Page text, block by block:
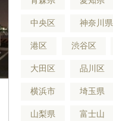
中央区 神奈川県
港区 渋谷区
大田区 品川区
横浜市 埼玉県
山梨県 富士山